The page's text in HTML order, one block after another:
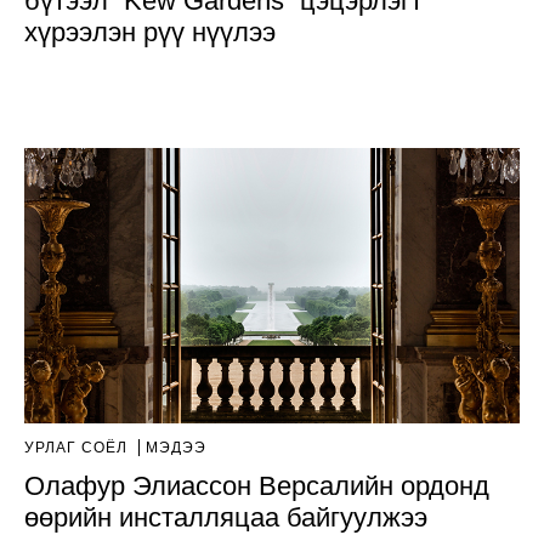
хүрээлэн рүү нүүлээ
УРЛАГ СОЁЛ МЭДЭЭ
Олафур Элиассон Версалийн ордонд
өөрийн инсталляцаа байгуулжээ